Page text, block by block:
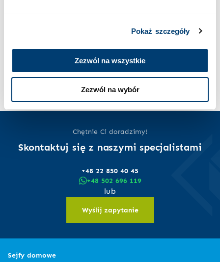
Pokaż szczegóły
Zezwól na wszystkie
Zezwól na wybór
„sprytne skrytki”
naprawdę ocalą dorobek
Twojego życia?
biżuterię i zegarki w
zabudowie meblowej
Czytaj dalej
Chętnie Ci doradzimy!
Skontaktuj się z naszymi specjalistami
+48 22 850 40 45
+48 502 696 119
lub
Wyślij zapytanie
Sejfy domowe